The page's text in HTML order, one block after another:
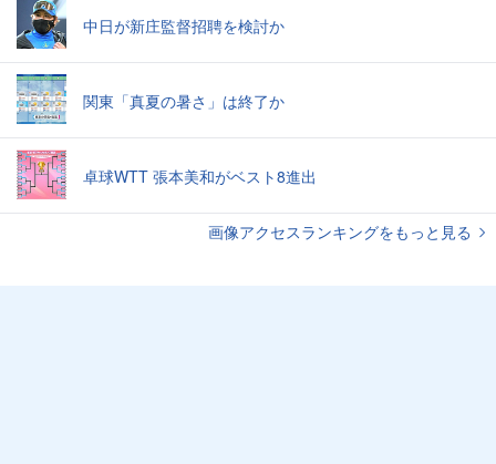
中日が新庄監督招聘を検討か
関東「真夏の暑さ」は終了か
卓球WTT 張本美和がベスト8進出
画像アクセスランキングをもっと見る